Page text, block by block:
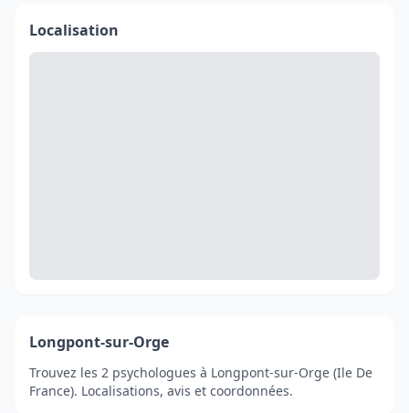
Localisation
Longpont-sur-Orge
Trouvez les 2 psychologues à Longpont-sur-Orge (Ile De
France). Localisations, avis et coordonnées.